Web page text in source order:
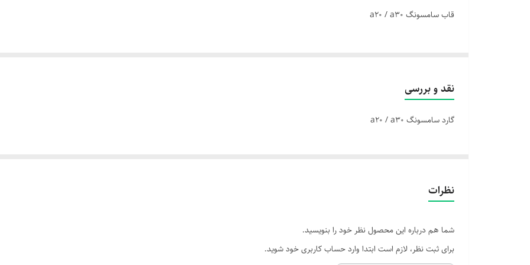
قاب سامسونگ a20 / a30
نقد و بررسی
گارد سامسونگ a20 / a30
نظرات
شما هم درباره این محصول نظر خود را بنویسید.
برای ثبت نظر، لازم است ابتدا وارد حساب کاربری خود شوید.